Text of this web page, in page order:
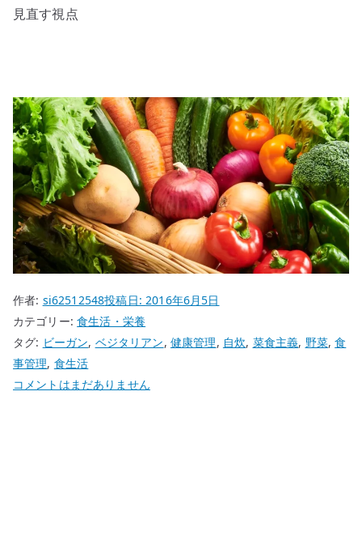
見直す視点
作者: si62512548投稿日:2016年6月5日
カテゴリー:食生活・栄養
タグ: ビーガン, ベジタリアン, 健康管理, 自炊, 菜食主義, 野菜,食
事管理, 食生活
菜
コメントはまだありません